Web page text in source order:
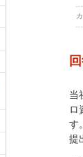
当
ロ
す
提